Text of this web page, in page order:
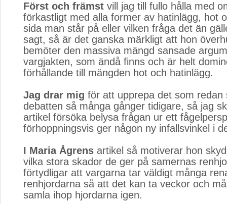
Först och främst vill jag till fullo hålla med
förkastligt med alla former av hatinlägg, hot
sida man står på eller vilken fråga det än
sagt, så är det ganska märkligt att hon
bemöter den massiva mängd sansade
vargjakten, som ändå finns och är helt
förhållande till mängden hot och hatinlägg.
Jag drar mig för att upprepa det som redan
debatten så många gånger tidigare, så jag
artikel försöka belysa frågan ur ett
förhoppningsvis ger någon ny infallsvinkel i
I Maria Ågrens artikel så motiverar hon
vilka stora skador de ger på samernas
förtydligar att vargarna tar väldigt många
renhjordarna så att det kan ta veckor och
samla ihop hjordarna igen.